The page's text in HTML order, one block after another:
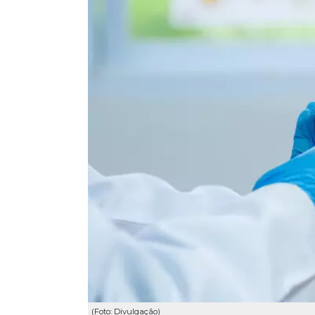
(Foto: Divulgação)